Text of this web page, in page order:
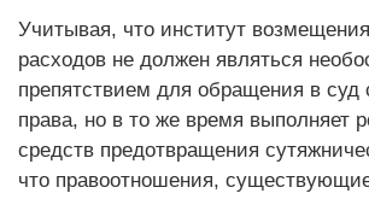
Учитывая, что институт
расходов не должен являться
препятствием для обращения в
права, но в то же время выполняет
средств предотвращения
что правоотношения,